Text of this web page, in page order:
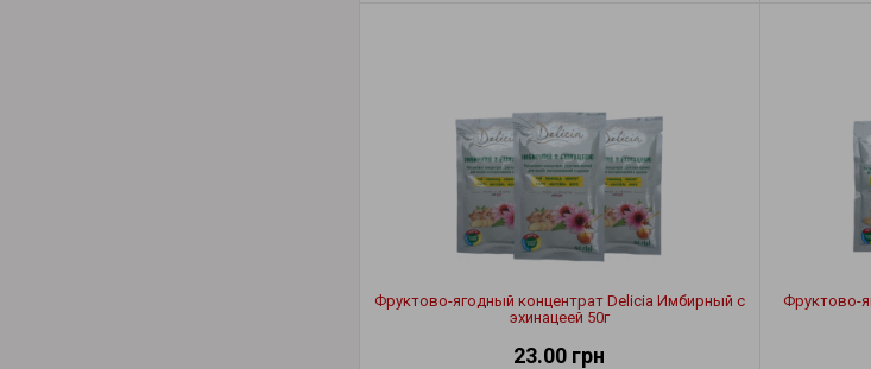
Фруктово-ягодный концентрат Delicia Имбирный с
эхинацеей 50г
23.00 грн
Фруктово-